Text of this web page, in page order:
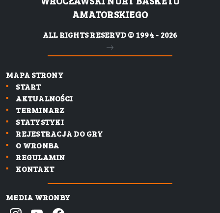
AMATORSKIEGO
ALL RIGHTS RESERVD © 1994 - 2026
MAPA STRONY
START
AKTUALNOŚCI
TERMINARZ
STATYSTYKI
REJESTRACJA DO GRY
O WRONBA
REGULAMIN
KONTAKT
MEDIA WRONBY